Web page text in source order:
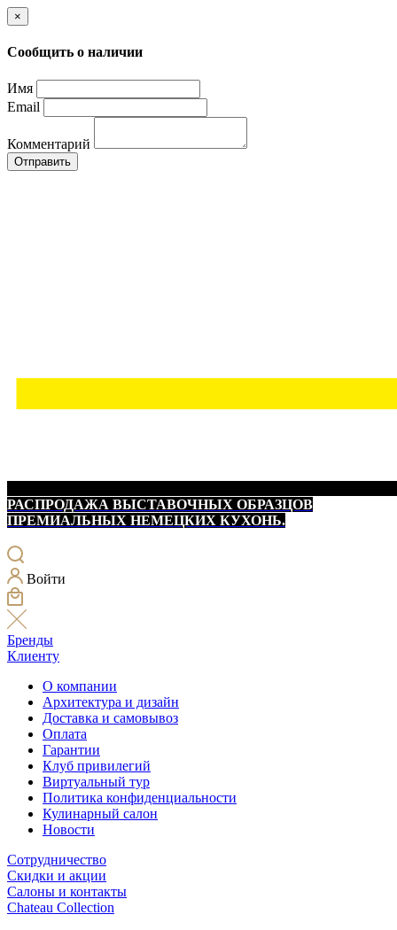
×
Сообщить о наличии
Имя
Email
Комментарий
Отправить
РАСПРОДАЖА ВЫСТАВОЧНЫХ ОБРАЗЦОВ
ПРЕМИАЛЬНЫХ НЕМЕЦКИХ КУХОНЬ.
Войти
Бренды
Клиенту
О компании
Архитектура и дизайн
Доставка и самовывоз
Оплата
Гарантии
Клуб привилегий
Виртуальный тур
Политика конфиденциальности
Кулинарный салон
Новости
Сотрудничество
Скидки и акции
Салоны и контакты
Chateau Collection